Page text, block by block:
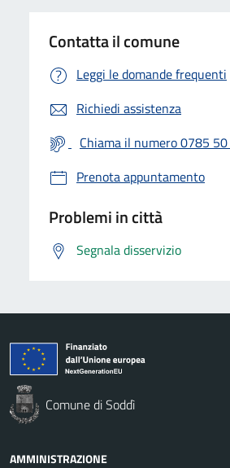
Contatta il comune
Leggi le domande frequenti
Richiedi assistenza
Chiama il numero 0785
Prenota appuntamento
Problemi in città
Segnala disservizio
Comune di Soddì
AMMINISTRAZIONE